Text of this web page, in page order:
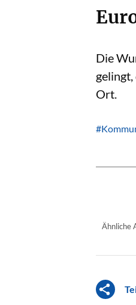
Die
Ort.
Ähnliche